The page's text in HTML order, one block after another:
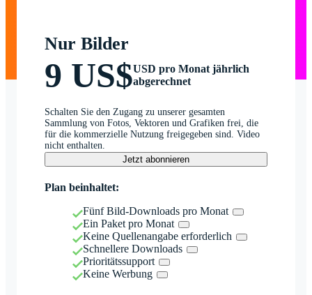
Nur Bilder
9 US$USD pro Monat jährlich
abgerechnet
Schalten Sie den Zugang zu unserer gesamten
Sammlung von Fotos, Vektoren und Grafiken frei, die
für die kommerzielle Nutzung freigegeben sind. Video
nicht enthalten.
Jetzt abonnieren
Plan beinhaltet:
Fünf Bild-Downloads pro Monat
Ein Paket pro Monat
Keine Quellenangabe erforderlich
Schnellere Downloads
Prioritätssupport
Keine Werbung